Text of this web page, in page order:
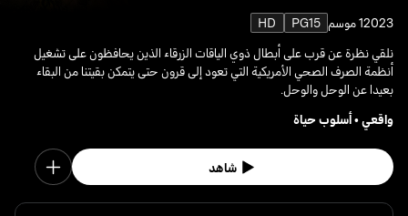
20231 موسم PG15
HD
نلقي نظرة عن قرب على أبطال ذوي الياقات الزرقاء الذين يحافظون على تشغيل
أنظمة الصرف الصحي الأمريكية التي تعود إلى قرون حتى يتمكن بقيتنا من البقاء
بعيدا عن الوحل والوحل.
واقعي •أسلوب حياة
شاهد